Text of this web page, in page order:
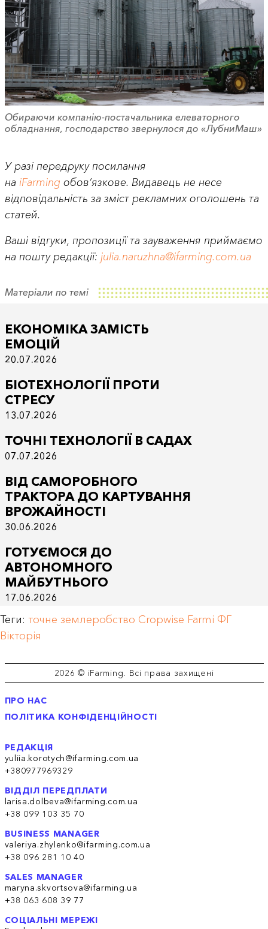
Обираючи компанію-постачальника елеваторного
обладнання, господарство звернулося до «ЛубниМаш»
У разі передруку посилання
на iFarming обов’язкове. Видавець не несе
відповідальність за зміст рекламних оголошень та
статей.
Ваші відгуки, пропозиції та зауваження приймаємо
на пошту редакції: julia.naruzhna@ifarming.com.ua
Матеріали по темі
ЕКОНОМІКА ЗАМІСТЬ
ЕМОЦІЙ
20.07.2026
БІОТЕХНОЛОГІЇ ПРОТИ
СТРЕСУ
13.07.2026
ТОЧНІ ТЕХНОЛОГІЇ В САДАХ
07.07.2026
ВІД САМОРОБНОГО
ТРАКТОРА ДО КАРТУВАННЯ
ВРОЖАЙНОСТІ
30.06.2026
ГОТУЄМОСЯ ДО
АВТОНОМНОГО
МАЙБУТНЬОГО
17.06.2026
Теги: точне землеробство Cropwise Farmi ФГ
Вікторія
2026 © iFarming. Всі права захищені
ПРО НАС
ПОЛІТИКА КОНФІДЕНЦІЙНОСТІ
РЕДАКЦІЯ
yuliia.korotych@ifarming.com.ua
+380977969329
ВІДДІЛ ПЕРЕДПЛАТИ
larisa.dolbeva@ifarming.com.ua
+38 099 103 35 70
BUSINESS MANAGER
valeriya.zhylenko@ifarming.com.ua
+38 096 281 10 40
SALES MANAGER
maryna.skvortsova@ifarming.ua
+38 063 608 39 77
СОЦІАЛЬНІ МЕРЕЖІ